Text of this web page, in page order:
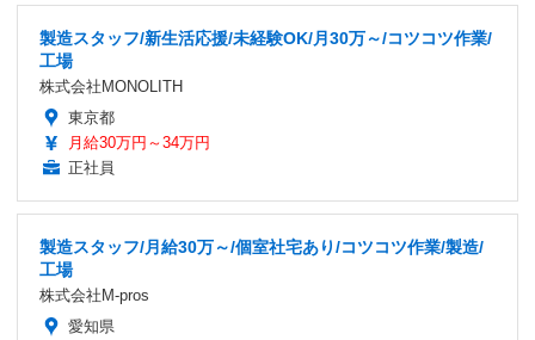
製造スタッフ/新生活応援/未経験OK/月30万～/コツコツ作業/
工場
株式会社MONOLITH
東京都
月給30万円～34万円
正社員
製造スタッフ/月給30万～/個室社宅あり/コツコツ作業/製造/
工場
株式会社M-pros
愛知県